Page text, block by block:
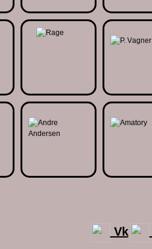
Vk